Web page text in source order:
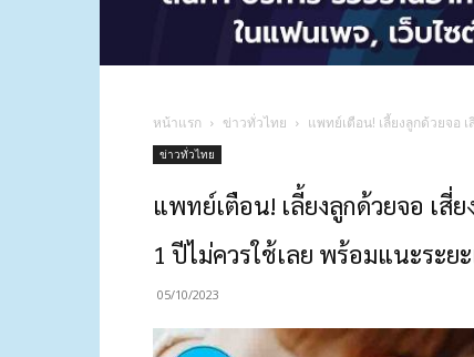
หน้าแรก ข่าวทั่วไทย แพทย์เตือน! เลี้ยงลูกด้วยจอ
ข่าวทั่วไทย
แพทย์เตือน! เลี้ยงลูกด้วยจอ เสี่
1 ปีไม่ควรใช้เลย พร้อมแนะระย
05/10/2023